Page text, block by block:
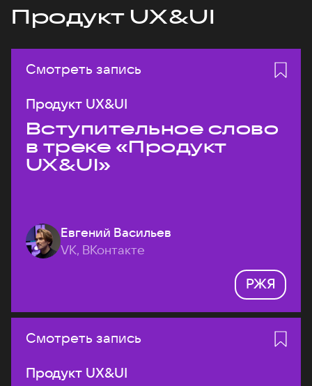
Продукт UX&UI
Смотреть запись
Продукт UX&UI
Вступительное слово
в треке «Продукт
UX&UI»
Евгений Васильев
VK, ВКонтакте
РЖЯ
Смотреть запись
Продукт UX&UI